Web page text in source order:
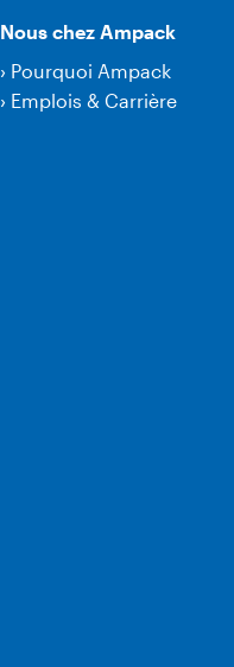
Nous chez Ampack
› Pourquoi Ampack
› Emplois & Carrière